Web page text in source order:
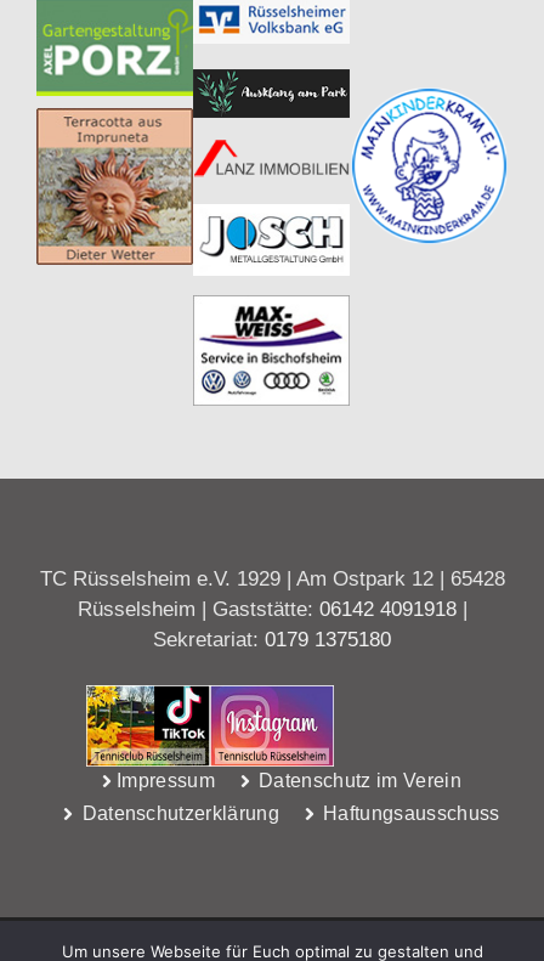
TC Rüsselsheim e.V. 1929 | Am Ostpark 12 | 65428
Rüsselsheim | Gaststätte: 06142 4091918|
Sekretariat: 0179 1375180
Impressum
Datenschutz im Verein
Datenschutzerklärung
Haftungsausschuss
Um unsere Webseite für Euch optimal zu gestalten und